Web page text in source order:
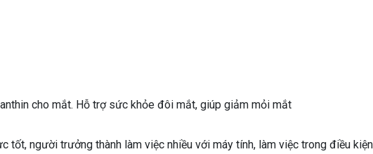
cho mắt. Hỗ trợ sức khỏe đôi mắt, giúp giảm mỏi mắt
tốt, người trưởng thành làm việc nhiều với máy tính, làm việc trong điều